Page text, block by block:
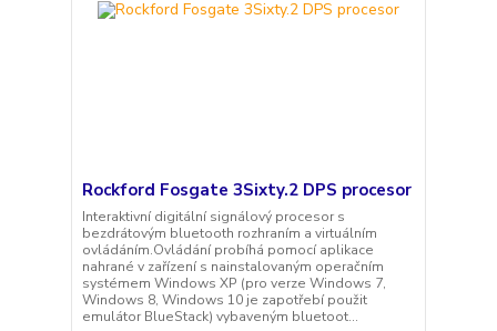
Rockford Fosgate 3Sixty.2 DPS procesor
Interaktivní digitální signálový procesor s
bezdrátovým bluetooth rozhraním a virtuálním
ovládáním.Ovládání probíhá pomocí aplikace
nahrané v zařízení s nainstalovaným operačním
systémem Windows XP (pro verze Windows 7,
Windows 8, Windows 10 je zapotřebí použit
emulátor BlueStack) vybaveným bluetoot...